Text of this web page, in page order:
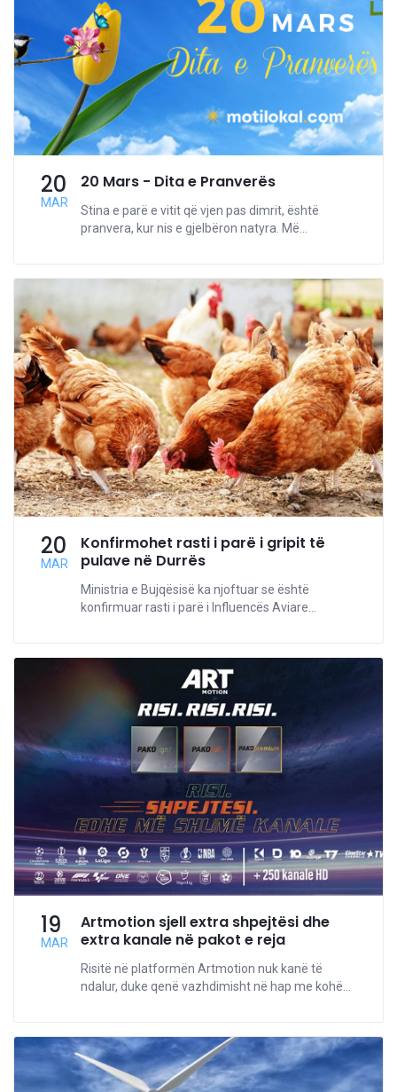
20
MAR
20 Mars - Dita e Pranverës
Stina e parë e vitit që vjen pas dimrit, është
pranvera, kur nis e gjelbëron natyra. Më...
20
MAR
Konfirmohet rasti i parë i gripit të
pulave në Durrës
Ministria e Bujqësisë ka njoftuar se është
konfirmuar rasti i parë i Influencës Aviare...
19
MAR
Artmotion sjell extra shpejtësi dhe
extra kanale në pakot e reja
Risitë në platformën Artmotion nuk kanë të
ndalur, duke qenë vazhdimisht në hap me kohë...